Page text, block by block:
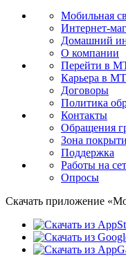
Мобильная
Интернет-
Домашний
О компании
Перейти в
Карьера в
Договоры
Политика
Контакты
Обращения
Зона
Поддержка
Работы на
Опросы
Скачать приложение